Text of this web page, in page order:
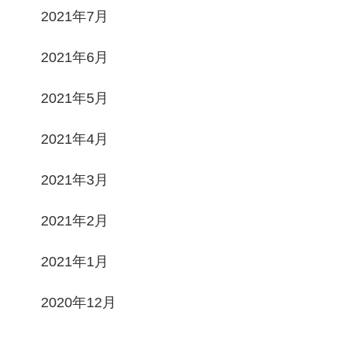
2021年7月
2021年6月
2021年5月
2021年4月
2021年3月
2021年2月
2021年1月
2020年12月